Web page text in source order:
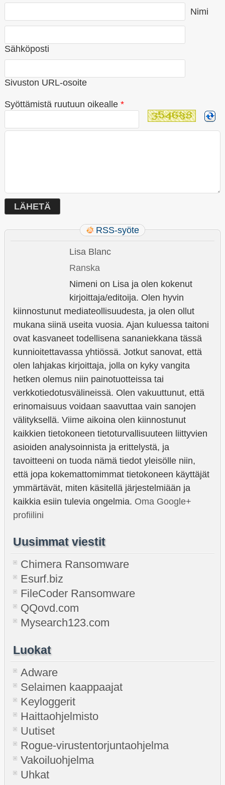
Nimi
Sähköposti
Sivuston URL-osoite
Syöttämistä ruutuun oikealle *
RSS-syöte
Lisa Blanc
Ranska
Nimeni on Lisa ja olen kokenut
kirjoittaja/editoija. Olen hyvin
kiinnostunut mediateollisuudesta, ja olen ollut
mukana siinä useita vuosia. Ajan kuluessa taitoni
ovat kasvaneet todellisena sananiekkana tässä
kunnioitettavassa yhtiössä. Jotkut sanovat, että
olen lahjakas kirjoittaja, jolla on kyky vangita
hetken olemus niin painotuotteissa tai
verkkotiedotusvälineissä. Olen vakuuttunut, että
erinomaisuus voidaan saavuttaa vain sanojen
välityksellä. Viime aikoina olen kiinnostunut
kaikkien tietokoneen tietoturvallisuuteen liittyvien
asioiden analysoinnista ja erittelystä, ja
tavoitteeni on tuoda nämä tiedot yleisölle niin,
että jopa kokemattomimmat tietokoneen käyttäjät
ymmärtävät, miten käsitellä järjestelmiään ja
kaikkia esiin tulevia ongelmia. Oma Google+
profiilini
Uusimmat viestit
Chimera Ransomware
Esurf.biz
FileCoder Ransomware
QQovd.com
Mysearch123.com
Luokat
Adware
Selaimen kaappaajat
Keyloggerit
Haittaohjelmisto
Uutiset
Rogue-virustentorjuntaohjelma
Vakoiluohjelma
Uhkat